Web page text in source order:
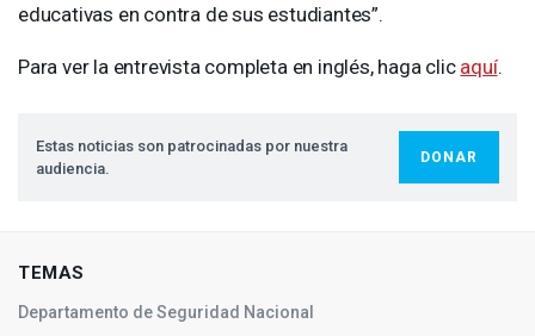
educativas en contra de sus estudiantes”.
Para ver la entrevista completa en inglés, haga clic aquí.
Estas noticias son patrocinadas por nuestra
audiencia.
DONAR
TEMAS
Departamento de Seguridad Nacional